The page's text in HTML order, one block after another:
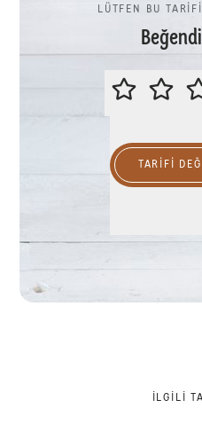
LÜTFEN BU
TARIFI
İLGILI